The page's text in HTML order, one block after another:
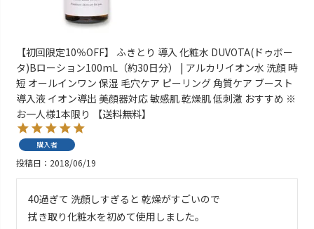
【初回限定10％OFF】 ふきとり 導入 化粧水 DUVOTA(ドゥボー
タ)Bローション100mL（約30日分） | アルカリイオン水 洗顔 時
短 オールインワン 保湿 毛穴ケア ピーリング 角質ケア ブースト
導入液 イオン導出 美顔器対応 敏感肌 乾燥肌 低刺激 おすすめ ※
お一人様1本限り 【送料無料】
購入者
投稿日 2018/06/19
40過ぎて 洗顔しすぎると 乾燥がすごいので
拭き取り化粧水を初めて使用しました。